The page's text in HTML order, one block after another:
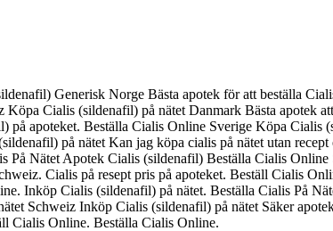
Generisk Norge Bästa apotek för att beställa
Cialis (sildenafil) på nätet Danmark Bästa apotek
apoteket. Beställa Cialis Online Sverige Köpa
på nätet Kan jag köpa cialis på nätet utan
Nätet Apotek Cialis (sildenafil) Beställa Cialis
Cialis på resept pris på apoteket. Beställ Cialis
Inköp Cialis (sildenafil) på nätet. Beställa Cialis På
Schweiz Inköp Cialis (sildenafil) på nätet Säker
Cialis Online. Beställa Cialis Online.